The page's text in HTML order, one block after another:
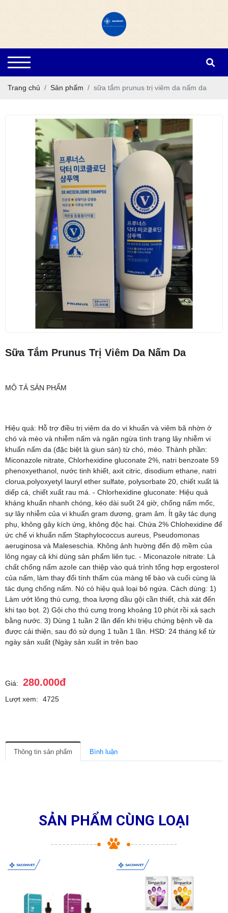
Trang chủ Sản phẩm sữa tắm prunus trị viêm da nấm da
Sữa Tắm Prunus Trị Viêm Da Nấm Da
MÔ TẢ SẢN PHẨM
Hiệu quả: Hỗ trợ điều trị viêm da do vi khuẩn và viêm bã nhờn ở
chó và mèo và nhiễm nấm và ngăn ngừa tình trạng lây nhiễm vi
khuẩn nấm da (đặc biệt là giun sán) từ chó, mèo. Thành phần:
Miconazole nitrate, Chlorhexidine gluconate 2%, natri benzoate 59
phenoxyethanol, nước tinh khiết, axit citric, disodium ethane, natri
clorua,polyoxyetyl ​​lauryl ether sulfate, polysorbate 20, chiết xuất lá
diếp cá, chiết xuất rau má. - Chlorhexidine gluconate: Hiệu quả
kháng khuẩn nhanh chóng, kéo dài suốt 24 giờ, chống nấm mốc,
sự lây nhiễm của vi khuẩn gram dương, gram âm. Ít gây tác dụng
phụ, không gây kích ứng, không độc hại. Chứa 2% Chlohexidine để
ức chế vi khuẩn nấm Staphylococcus aureus, Pseudomonas
aeruginosa và Maleseschia. Không ảnh hường đến độ mềm của
lông ngay cả khi dùng sản phẩm liên tục. - MiconazoIe nitrate: Là
chất chống nấm azoIe can thiệp vào quá trình tổng hợp ergosterol
của nấm, làm thay đổi tính thấm của màng tế bào và cuối cùng là
tác dụng chống nấm. Nó có hiệu quả loại bỏ ngứa. Cách dùng: 1)
Làm ướt lông thú cưng, thoa lượng dầu gội cần thiết, chà xát đến
khi tạo bọt. 2) Gội cho thú cưng trong khoảng 10 phút rồi xả sạch
bằng nước. 3) Dùng 1 tuần 2 lần đến khi triệu chứng bệnh về da
được cải thiện, sau đó sử dụng 1 tuần 1 lần. HSD: 24 tháng kể từ
ngày sản xuất (Ngày sản xuất in trên bao
Giá: 280.000đ
Lượt xem: 4725
Thông tin sản phẩm Bình luận
SẢN PHẨM CÙNG LOẠI